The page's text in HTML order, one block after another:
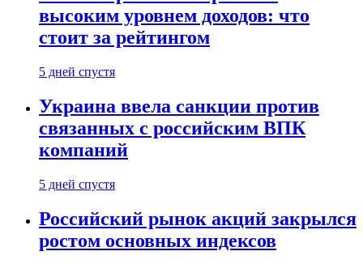
высоким уровнем доходов: что
стоит за рейтингом
5 дней спустя
Украина ввела санкции против
связанных с российским ВПК
компаний
5 дней спустя
Российский рынок акций закрылся
ростом основных индексов